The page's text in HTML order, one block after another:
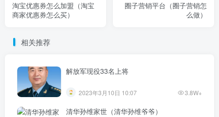
淘宝优惠券怎么加盟（淘宝
商家优惠券怎么买）
圈子营销平台（圈子营销怎
么做）
相关推荐
解放军现役33名上将
2023年3月10日 10:07 3.8W+
清华孙维家世（清华孙维爷爷）